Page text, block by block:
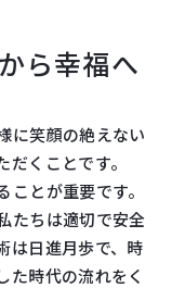
ら幸福へ
に笑顔の絶えない
くことです。
ことが重要です。
たちは適切で安全
は日進月歩で、時
た時代の流れをく